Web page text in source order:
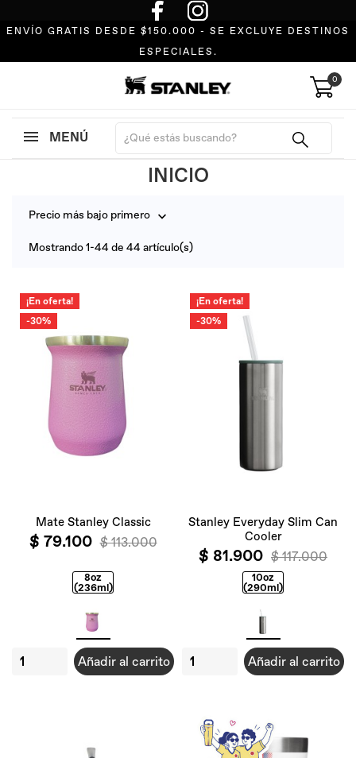
ENVÍO GRATIS DESDE $150.000 - SE EXCLUYE DESTINOS
ESPECIALES.
0
MENÚ
INICIO
Precio más bajo primero 
Mostrando 1-44 de 44 artículo(s)
¡En oferta!
-30%
Mate Stanley Classic
$ 79.100 $ 113.000
8oz
(236ml)
Añadir al carrito
¡En oferta!
-30%
Stanley Everyday Slim Can
Cooler
$ 81.900 $ 117.000
10oz
(290ml)
Añadir al carrito